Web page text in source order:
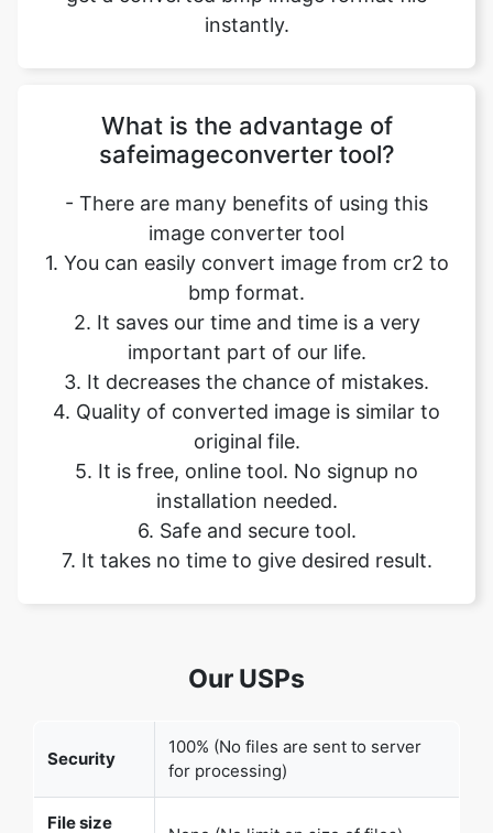
What is the advantage of
image converter tool
1. You can easily convert image from cr2 to
bmp format.
2. It saves our time and time is a very
important part of our life.
3. It decreases the chance of mistakes.
4. Quality of converted image is similar to
original file.
5. It is free, online tool. No signup no
installation needed.
6. Safe and secure tool.
7. It takes no time to give desired result.
for processing)
limits
None (No limit on size of files)
Usage
limits
None (Process as many files as you
want)